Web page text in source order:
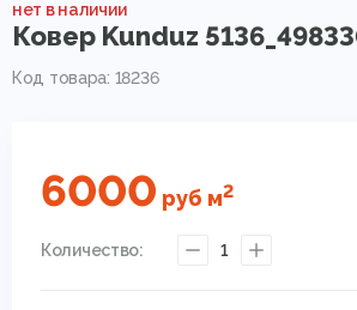
нет в наличии
Ковер Kunduz
Код товара: 18236
6000 руб м2
Количество: 1